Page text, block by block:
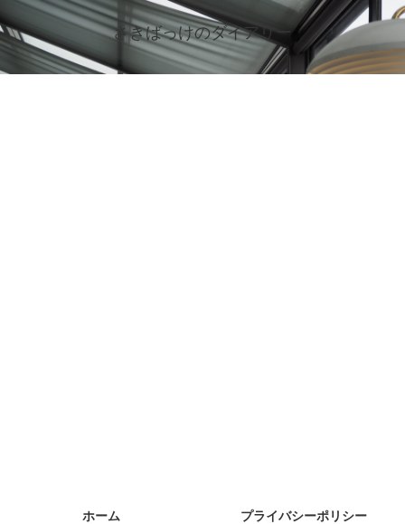
さきばっけのダイアリー
ホーム プライバシーポリシー